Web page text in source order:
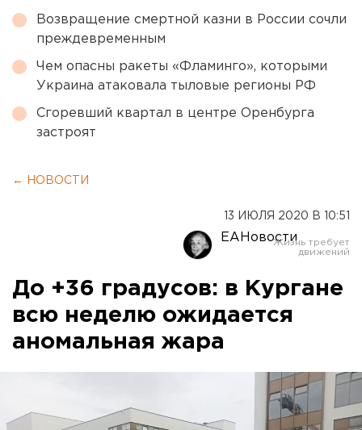
Возвращение смертной казни в России сочли
преждевременным
Чем опасны ракеты «Фламинго», которыми
Украина атаковала тыловые регионы РФ
Сгоревший квартал в центре Оренбурга
застроят
← НОВОСТИ
13 ИЮЛЯ 2020 В 10:51
ЕАНовости
До +36 градусов: в Кургане
всю неделю ожидается
аномальная жара